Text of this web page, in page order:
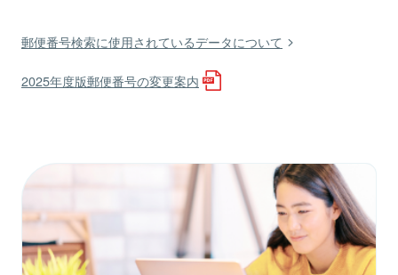
郵便番号検索に使用されているデータについて
2025年度版郵便番号の変更案内